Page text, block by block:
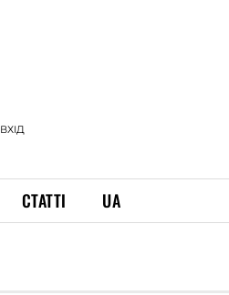
ВХІД
СТАТТІ UA